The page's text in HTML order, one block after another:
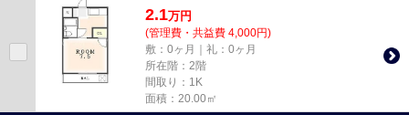
2.1万円
(管理費・共益費 4,000円)
敷：0ヶ月｜礼：0ヶ月
所在階：2階
間取り：1K
面積：20.00㎡